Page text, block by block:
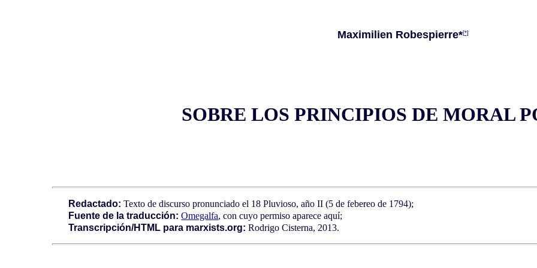
Maximilien Robespierre*[*]
SOBRE LOS PRINCIPIOS DE MORAL
Redactado: Texto de discurso pronunciado el 18 Pluvioso, año II (5 de febereo de 1794);
Fuente de la traducción: Omegalfa, con cuyo permiso aparece aquí;
Transcripción/HTML para marxists.org: Rodrigo Cisterna, 2013.